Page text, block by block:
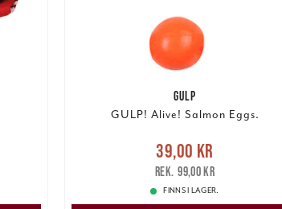
GULP
GULP! Alive! Salmon Eggs.
Nuvarande pris :39,00 kr
pris: 99,00 kr
39,00 kr
99,00 kr
FINNS I LAGER.